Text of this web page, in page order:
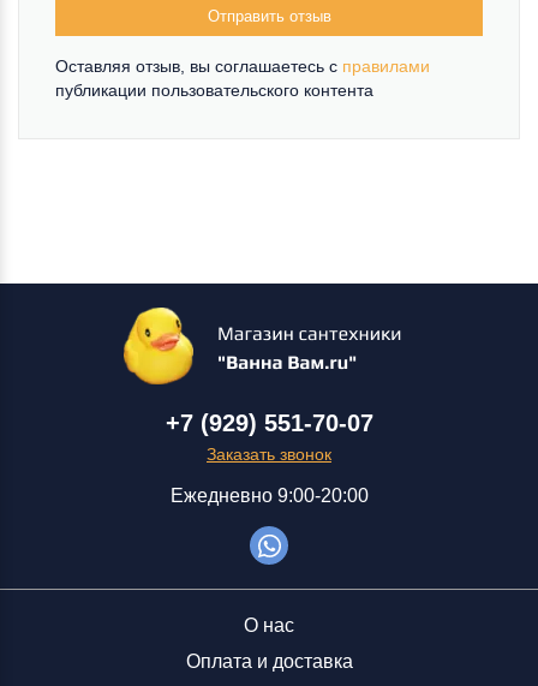
Отправить отзыв
Оставляя отзыв, вы соглашаетесь c правилами
публикации пользовательского контента
+7 (929) 551-70-07
Заказать звонок
Ежедневно 9:00-20:00
О нас
Оплата и доставка